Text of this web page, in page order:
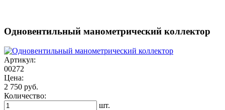
Одновентильный манометрический коллектор
Артикул:
00272
Цена:
2 750 руб.
Количество:
шт.